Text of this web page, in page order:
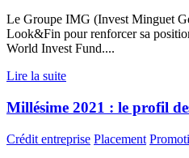
Le Groupe IMG (Invest Minguet
Look&Fin pour renforcer sa
World Invest Fund....
Lire la suite
Millésime 2021 : le profil
Crédit entreprise Placement